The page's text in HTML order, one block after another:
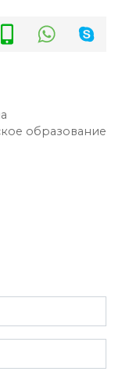
образование